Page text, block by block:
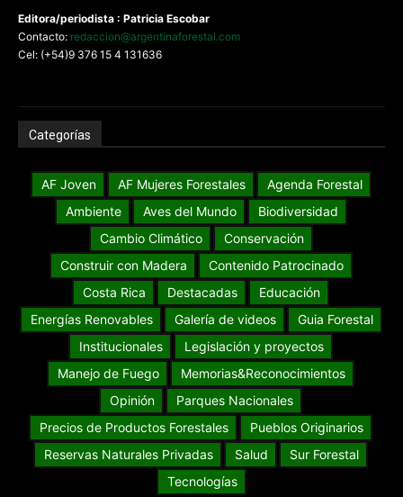
Editora/periodista : Patricia Escobar
Contacto: redaccion@argentinaforestal.com
Cel: (+54)9 376 15 4 131636
Categorías
AF Joven AF Mujeres Forestales
Agenda Forestal
Ambiente
Aves del Mundo
Biodiversidad
Cambio Climático
Conservación
Construir con Madera
Contenido Patrocinado
Costa Rica
Destacadas
Educación
Energías Renovables
Galería de videos
Guia Forestal
Institucionales
Legislación y proyectos
Manejo de Fuego
Memorias&Reconocimientos
Opinión
Parques Nacionales
Precios de Productos Forestales
Pueblos Originarios
Reservas Naturales Privadas
Salud
Sur Forestal
Tecnologías